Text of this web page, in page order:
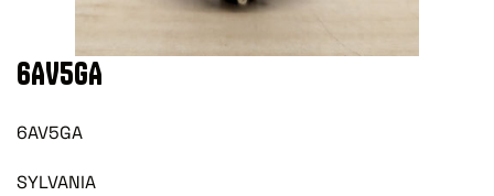
6AV5GA
6AV5GA
SYLVANIA